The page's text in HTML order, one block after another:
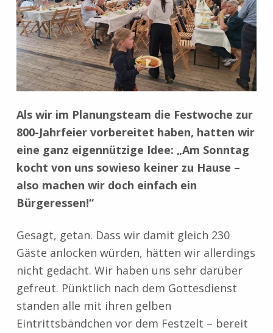
Als wir im Planungsteam die Festwoche zur
800-Jahrfeier vorbereitet haben, hatten wir
eine ganz eigennützige Idee: „Am Sonntag
kocht von uns sowieso keiner zu Hause –
also machen wir doch einfach ein
Bürgeressen!“
Gesagt, getan. Dass wir damit gleich 230
Gäste anlocken würden, hätten wir allerdings
nicht gedacht. Wir haben uns sehr darüber
gefreut. Pünktlich nach dem Gottesdienst
standen alle mit ihren gelben
Eintrittsbändchen vor dem Festzelt – bereit